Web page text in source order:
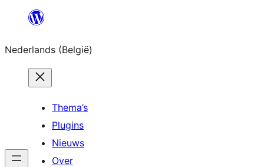
Spring
de
inhoud
Nederlands (België)
Thema’s
Plugins
Nieuws
Over